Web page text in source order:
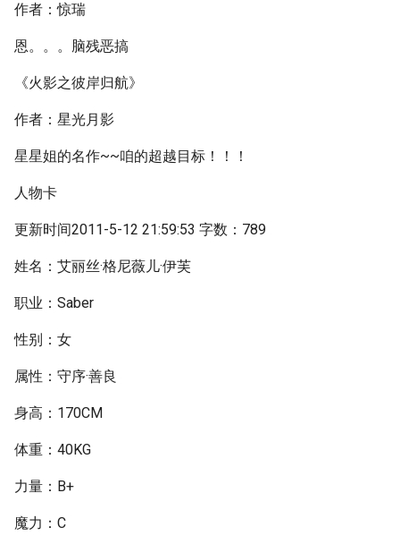
作者：惊瑞
恩。。。脑残恶搞
《火影之彼岸归航》
作者：星光月影
星星姐的名作~~咱的超越目标！！！
人物卡
更新时间2011-5-12 21:59:53 字数：789
姓名：艾丽丝·格尼薇儿·伊芙
职业：Saber
性别：女
属性：守序·善良
身高：170CM
体重：40KG
力量：B+
魔力：C